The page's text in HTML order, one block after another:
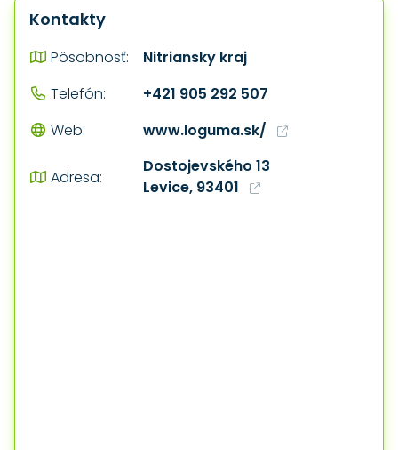
Kontakty
Pôsobnosť:
Nitriansky kraj
Telefón:
+421 905 292 507
Web:
www.loguma.sk/
Adresa:
Dostojevského 13
Levice, 93401